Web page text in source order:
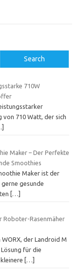
Search
710W
von 710 Watt, der sich
Maker – Der Perfekte
Smoothies
Maker ist der
gesunde
[…]
Roboter-Rasenmäher
der Landroid M
für die
[…]